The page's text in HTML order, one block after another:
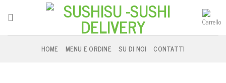
HOME MENU E ORDINE SU DI NOI CONTATTI